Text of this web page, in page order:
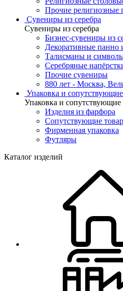
Прочие религиозные
Сувениры из серебра
Сувениры из серебра
Бизнес-сувениры из
Декоративные панно
Талисманы и символы
Серебряные
Прочие сувениры
880 лет - Москва,
Упаковка и
Упаковка и сопутствующие
Изделия из фарфора
Сопутствующие
Фирменная упаковка
Футляры
Каталог изделий